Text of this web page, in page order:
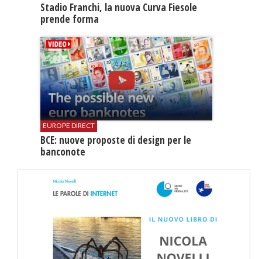
Stadio Franchi, la nuova Curva Fiesole
prende forma
EUROPE DIRECT
BCE: nuove proposte di design per le
banconote